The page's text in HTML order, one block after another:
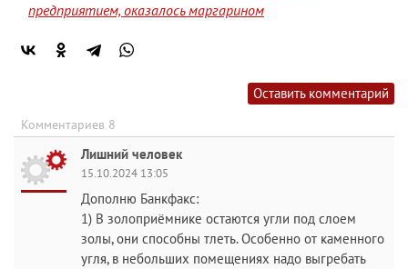
предприятием, оказалось маргарином
Оставить комментарий
Комментариев 8
Лишний человек
15.10.2024 13:05
Дополню Банкфакс:
1) В золоприёмнике остаются угли под слоем
золы, они способны тлеть. Особенно от каменного
угля, в небольших помещениях надо выгребать